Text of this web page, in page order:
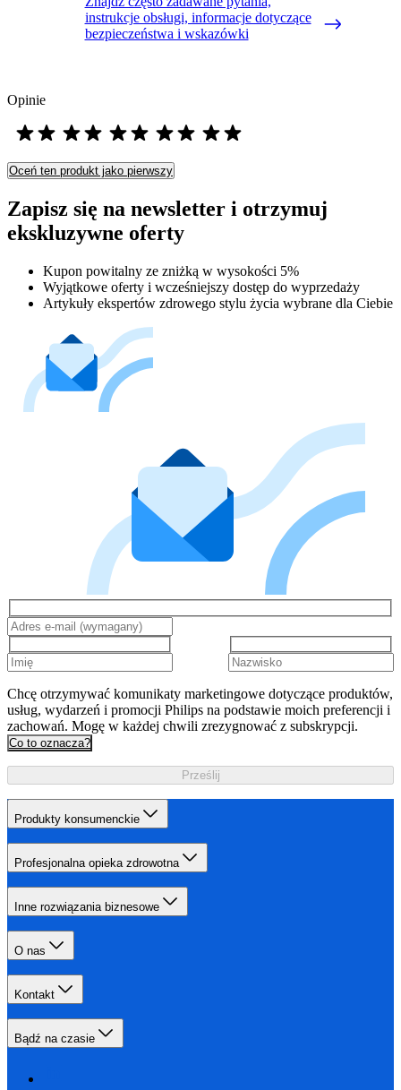
instrukcje obsługi, informacje dotyczące
bezpieczeństwa i wskazówki
Opinie
Oceń ten produkt jako pierwszy
Zapisz się na newsletter i otrzymuj
ekskluzywne oferty
Kupon powitalny ze zniżką w wysokości 5%
Wyjątkowe oferty i wcześniejszy dostęp do wyprzedaży
Artykuły ekspertów zdrowego stylu życia wybrane dla Ciebie
Chcę otrzymywać komunikaty marketingowe dotyczące produktów,
usług, wydarzeń i promocji Philips na podstawie moich preferencji i
zachowań. Mogę w każdej chwili zrezygnować z subskrypcji.
Co to oznacza?
Prześlij
Produkty konsumenckie
Profesjonalna opieka zdrowotna
Inne rozwiązania biznesowe
O nas
Kontakt
Bądź na czasie